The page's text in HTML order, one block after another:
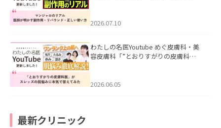
た。
2026.07.10
わたしの名医Youtube めぐ皮膚科・美
容皮膚科「”とおりすがりの皮膚科
2026.06.05
最新クリニック